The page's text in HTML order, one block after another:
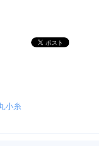
小糸